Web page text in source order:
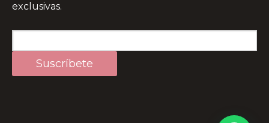
exclusivas.